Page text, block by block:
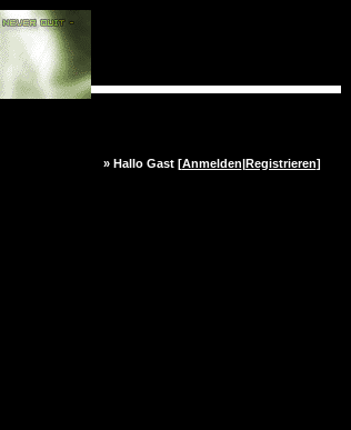
» Hallo Gast [Anmelden|Registrieren]